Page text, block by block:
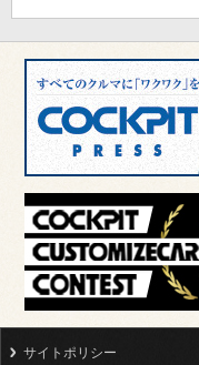
サイトポリシー